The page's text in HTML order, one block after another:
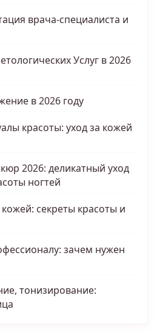
врача-специалиста и
Услуг в 2026
в 2026 году
красоты: уход за кожей
2026: деликатный уход
ногтей
секреты красоты и
зачем нужен
тонизирование: